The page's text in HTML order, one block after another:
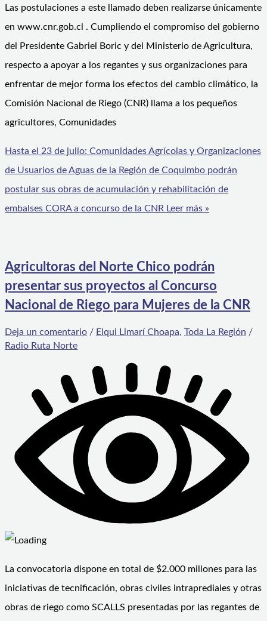
Las postulaciones a este llamado deben realizarse únicamente
en www.cnr.gob.cl . Cumpliendo el compromiso del gobierno
del Presidente Gabriel Boric y del Ministerio de Agricultura,
respecto a apoyar a los regantes y sus organizaciones para
enfrentar de mejor forma los efectos del cambio climático, la
Comisión Nacional de Riego (CNR) llama a los pequeños
agricultores, Comunidades
Hasta el 23 de julio: Comunidades Agrícolas y Organizaciones
de Usuarios de Aguas de la Región de Coquimbo podrán
postular sus obras de acumulación y rehabilitación de
embalses CORA a concurso de la CNR Leer más »
Agricultoras del Norte Chico podrán
presentar sus proyectos al Concurso
Nacional de Riego para Mujeres de la CNR
Deja un comentario / Elqui Limarí Choapa, Toda La Región /
Radio Ruta Norte
La convocatoria dispone en total de $2.000 millones para las
iniciativas de tecnificación, obras civiles intraprediales y otras
obras de riego como SCALLS presentadas por las regantes de